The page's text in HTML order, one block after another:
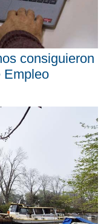
consiguieron
Empleo